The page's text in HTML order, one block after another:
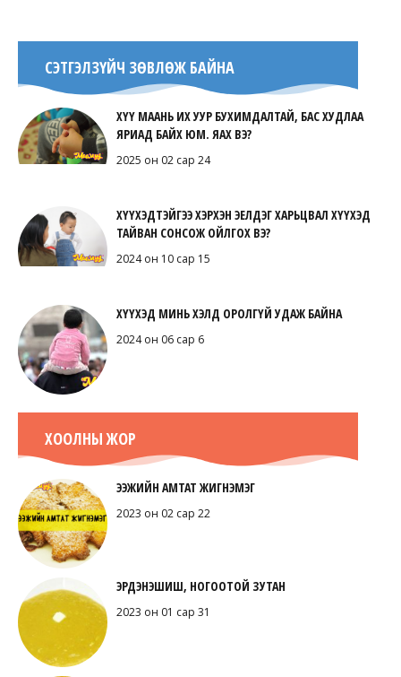
СЭТГЭЛЗҮЙЧ ЗӨВЛӨЖ БАЙНА
ХҮҮ МААНЬ ИХ УУР БУХИМДАЛТАЙ, БАС ХУДЛАА
ЯРИАД БАЙХ ЮМ. ЯАХ ВЭ?
2025 он 02 сар 24
ХҮҮХЭДТЭЙГЭЭ ХЭРХЭН ЭЕЛДЭГ ХАРЬЦВАЛ ХҮҮХЭД
ТАЙВАН СОНСОЖ ОЙЛГОХ ВЭ?
2024 он 10 сар 15
ХҮҮХЭД МИНЬ ХЭЛД ОРОЛГҮЙ УДАЖ БАЙНА
2024 он 06 сар 6
ХООЛНЫ ЖОР
ЭЭЖИЙН АМТАТ ЖИГНЭМЭГ
2023 он 02 сар 22
ЭРДЭНЭШИШ, НОГООТОЙ ЗУТАН
2023 он 01 сар 31